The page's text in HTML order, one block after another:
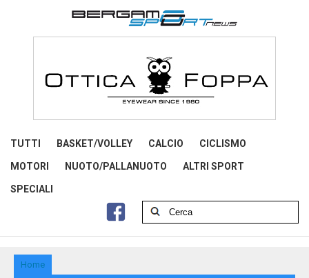
TUTTI BASKET/VOLLEY CALCIO CICLISMO
MOTORI NUOTO/PALLANUOTO ALTRI SPORT
SPECIALI
Home